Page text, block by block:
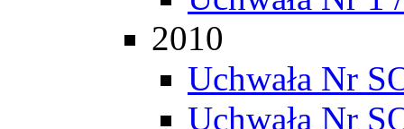
2010
Uchwała Nr
Uchwała Nr